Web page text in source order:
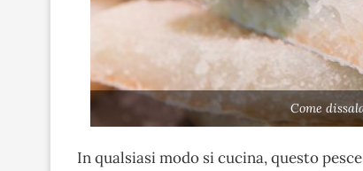
Come
In qualsiasi modo si cucina, questo